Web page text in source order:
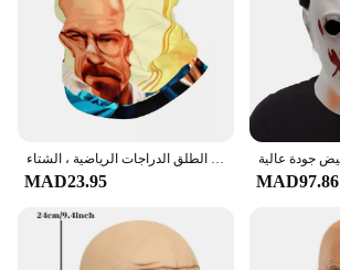
MAD23.95 MAD97.86